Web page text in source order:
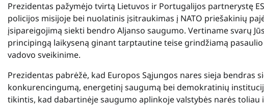
Prezidentas pažymėjo tvirtą Lietuvos ir Portugalijos partnerystę
policijos misijoje bei nuolatinis įsitraukimas į NATO priešakinių
įsipareigojimą siekti bendro Aljanso saugumo. Vertiname svarų
principingą laikyseną ginant tarptautine teise grindžiamą
vadovo sveikinime.
Prezidentas pabrėžė, kad Europos Sąjungos nares sieja
konkurencingumą, energetinį saugumą bei demokratinių
tikintis, kad dabartinėje saugumo aplinkoje valstybės narės toliau